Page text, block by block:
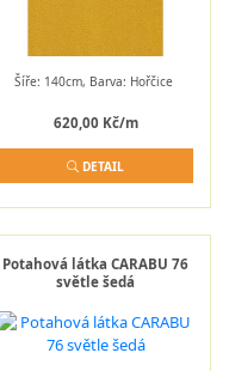
Šíře: 140cm, Barva: Hořčice
620,00 Kč/m
DETAIL
Potahová látka CARABU 76
světle šedá